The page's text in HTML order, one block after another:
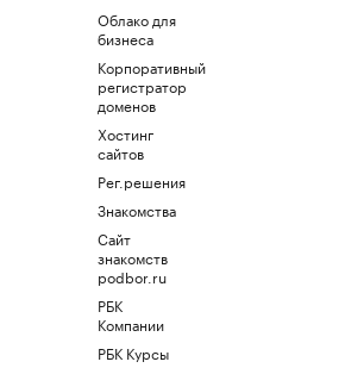
Облако для
бизнеса
Корпоративный
регистратор
доменов
Хостинг
сайтов
Рег.решения
Знакомства
Сайт
знакомств
podbor.ru
РБК
Компании
РБК Курсы